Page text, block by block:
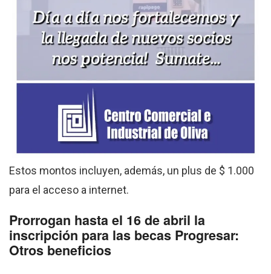
Estos montos incluyen, además, un plus de $ 1.000
para el acceso a internet.
Prorrogan hasta el 16 de abril la
inscripción para las becas Progresar:
Otros beneficios